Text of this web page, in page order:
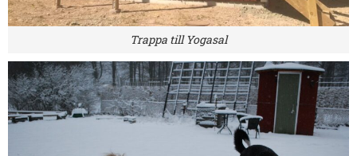
Trappa till Yogasal